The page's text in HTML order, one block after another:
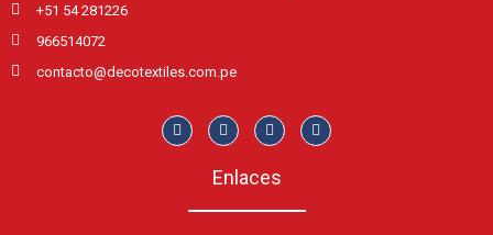
+51 54 281226
966514072
contacto@decotextiles.com.pe
Enlaces